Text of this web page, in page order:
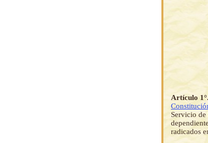
Artículo
Servicio de
radicados